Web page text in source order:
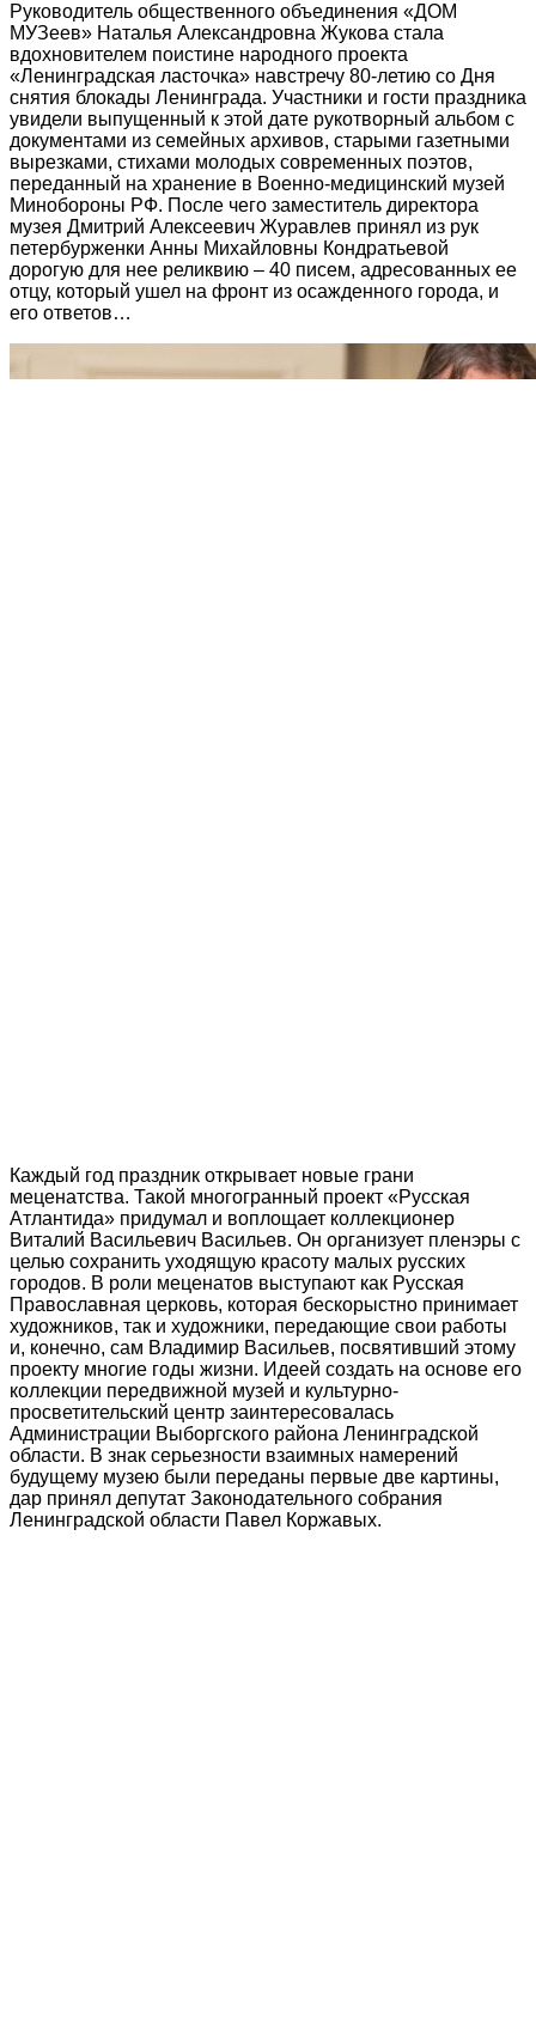
Руководитель общественного объединения «ДОМ
МУЗеев» Наталья Александровна Жукова стала
вдохновителем поистине народного проекта
«Ленинградская ласточка» навстречу 80-летию со Дня
снятия блокады Ленинграда. Участники и гости праздника
увидели выпущенный к этой дате рукотворный альбом с
документами из семейных архивов, старыми газетными
вырезками, стихами молодых современных поэтов,
переданный на хранение в Военно-медицинский музей
Минобороны РФ. После чего заместитель директора
музея Дмитрий Алексеевич Журавлев принял из рук
петербурженки Анны Михайловны Кондратьевой
дорогую для нее реликвию – 40 писем, адресованных ее
отцу, который ушел на фронт из осажденного города, и
его ответов…
Каждый год праздник открывает новые грани
меценатства. Такой многогранный проект «Русская
Атлантида» придумал и воплощает коллекционер
Виталий Васильевич Васильев. Он организует пленэры с
целью сохранить уходящую красоту малых русских
городов. В роли меценатов выступают как Русская
Православная церковь, которая бескорыстно принимает
художников, так и художники, передающие свои работы
и, конечно, сам Владимир Васильев, посвятивший этому
проекту многие годы жизни. Идеей создать на основе его
коллекции передвижной музей и культурно-
просветительский центр заинтересовалась
Администрации Выборгского района Ленинградской
области. В знак серьезности взаимных намерений
будущему музею были переданы первые две картины,
дар принял депутат Законодательного собрания
Ленинградской области Павел Коржавых.